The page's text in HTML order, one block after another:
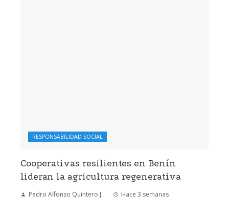
RESPONSABILIDAD SOCIAL
Cooperativas resilientes en Benín
lideran la agricultura regenerativa
Pedro Alfonso Quintero J. Hace 3 semanas